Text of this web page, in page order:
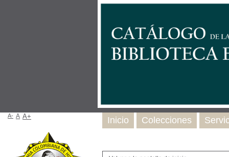
Inicio Colecciones
A- A A+